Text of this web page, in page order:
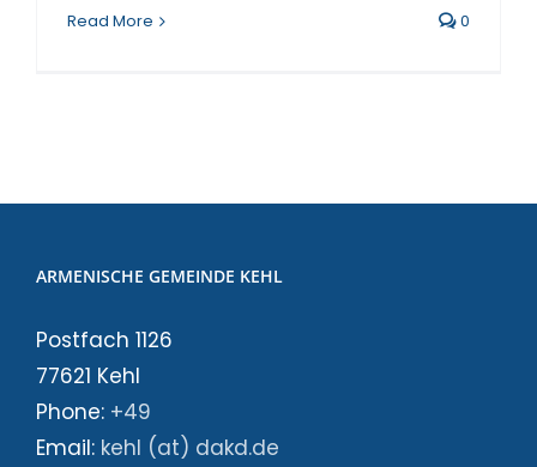
Read More 0
ARMENISCHE GEMEINDE KEHL
Postfach 1126
77621 Kehl
Phone: +49
Email: kehl (at) dakd.de